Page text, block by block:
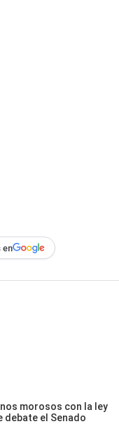
en
morosos con la ley
debate el Senado